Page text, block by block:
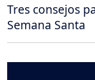
Tres consejos
Semana Santa